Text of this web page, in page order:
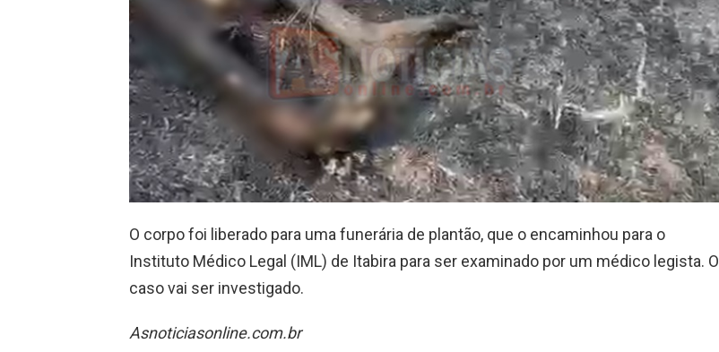
O corpo foi liberado para uma funerária de plantão, que o encaminhou para o
Instituto Médico Legal (IML) de Itabira para ser examinado por um médico legista. O
caso vai ser investigado.
Asnoticiasonline.com.br